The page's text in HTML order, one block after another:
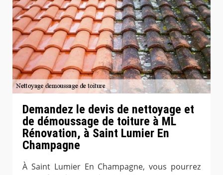
Demandez le devis de nettoyage et
de démoussage de toiture à ML
Rénovation, à Saint Lumier En
Champagne
À Saint Lumier En Champagne, vous pourrez